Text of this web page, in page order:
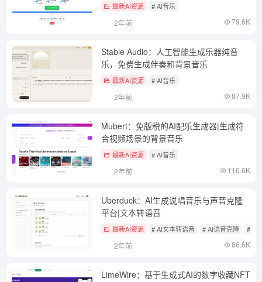
最新AI资源 # AI音乐
2年前 79.6K
Stable Audio：人工智能生成乐器纯音
乐，免费生成伴奏和背景音乐
最新AI资源 # AI音乐
2年前 87.9K
Mubert：免版税的AI配乐生成器|生成符
合视频场景的背景音乐
最新AI资源 # AI音乐
2年前 116.6K
Uberduck：AI生成说唱音乐与声音克隆
平台|文本转语音
最新AI资源 # AI文本转语音 # AI语音克隆 # AI
2年前 86.6K
LimeWire：基于生成式AI的数字收藏NFT